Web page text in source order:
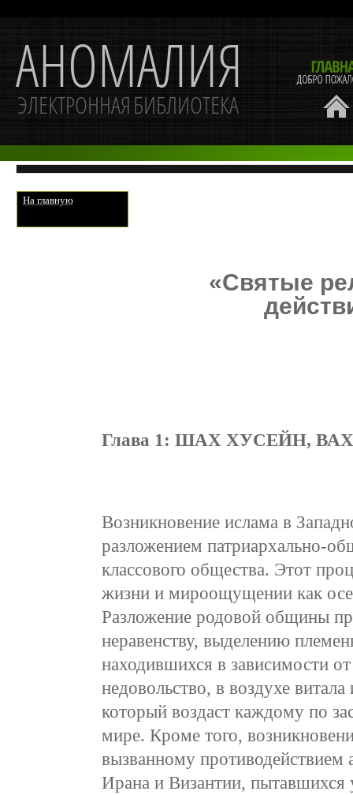
На главную
«Святые
Глава 1: ШАХ ХУСЕЙН,
Возникновение ислама в
разложением патриархально-
классового общества. Этот
жизни и мироощущении как
Разложение родовой общины
неравенству, выделению
находившихся в зависимости
недовольство, в воздухе
который воздаст каждому по
мире. Кроме того,
вызванному
Ирана и Византии, пытавшихся